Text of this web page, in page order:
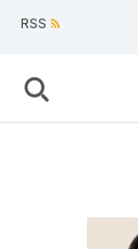
RSS